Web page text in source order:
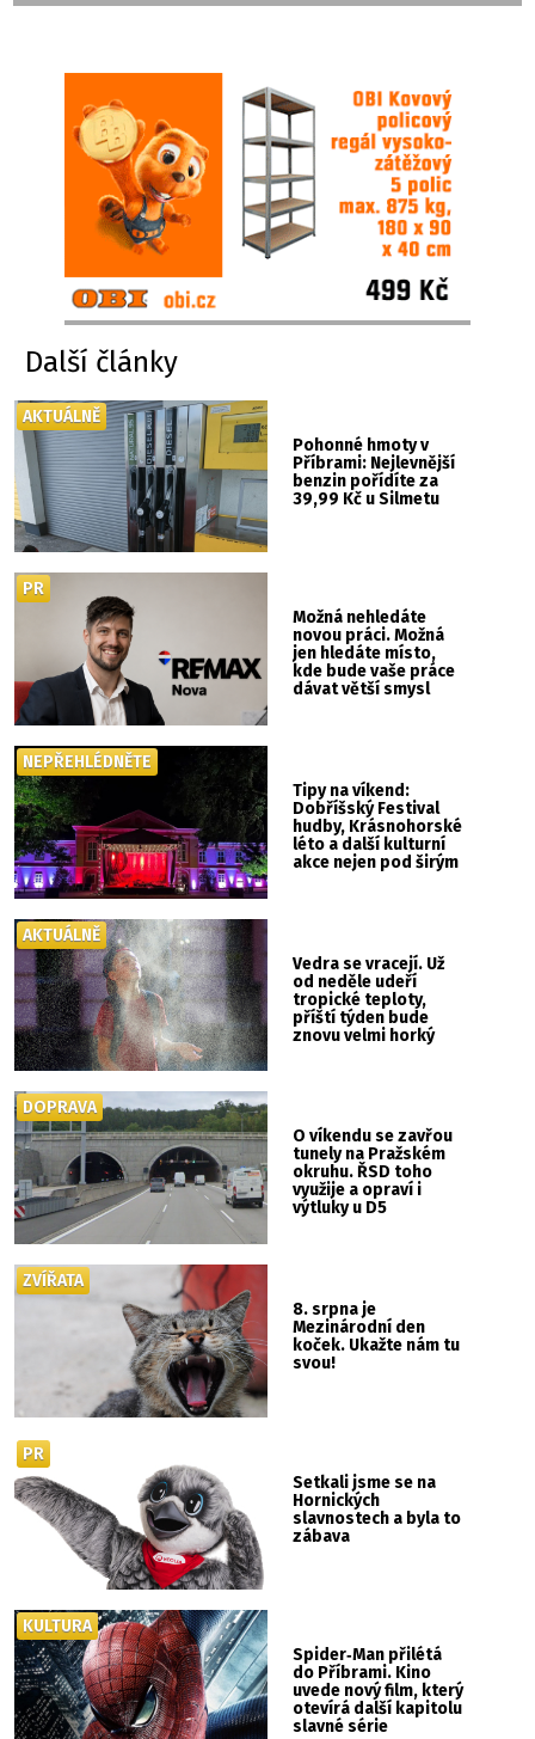
Další články
Pohonné hmoty v
Příbrami: Nejlevnější
benzin pořídíte za
39,99 Kč u Silmetu
AKTUÁLNĚ
Možná nehledáte
novou práci. Možná
jen hledáte místo,
kde bude vaše práce
dávat větší smysl
PR
Tipy na víkend:
Dobříšský Festival
hudby, Krásnohorské
léto a další kulturní
akce nejen pod širým
NEPŘEHLÉDNĚTE
Vedra se vracejí. Už
od neděle udeří
tropické teploty,
příští týden bude
znovu velmi horký
AKTUÁLNĚ
O víkendu se zavřou
tunely na Pražském
okruhu. ŘSD toho
využije a opraví i
výtluky u D5
DOPRAVA
8. srpna je
Mezinárodní den
koček. Ukažte nám tu
svou!
ZVÍŘATA
Setkali jsme se na
Hornických
slavnostech a byla to
zábava
PR
Spider‑Man přilétá
do Příbrami. Kino
uvede nový film, který
otevírá další kapitolu
slavné série
KULTURA